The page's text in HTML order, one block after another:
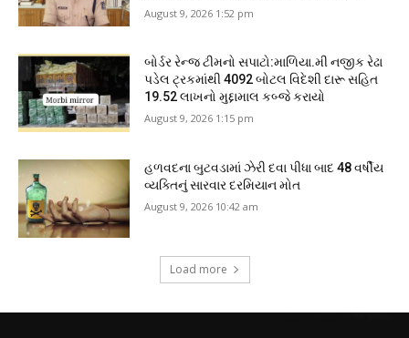
August 9, 2026 1:52 pm
બોર્ડર રેન્જ ટીમનો સપાટો:માળિયા.મી નજીક રેઢા
પડેલ ટ્રકમાંથી 4092 બોટલ વિદેશી દારૂ સહિત
19.52 લાખનો મુદ્દામાલ કબ્જે કરાયો
August 9, 2026 1:15 pm
હળવદના બુટવડામાં ઝેરી દવા પીધા બાદ 48 વર્ષીય
વ્યક્તિનું સારવાર દરમિયાન મોત
August 9, 2026 10:42 am
Load more